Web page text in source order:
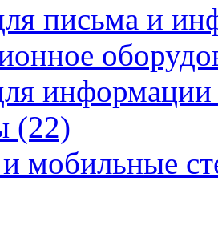
письма и
(22)
мобильные